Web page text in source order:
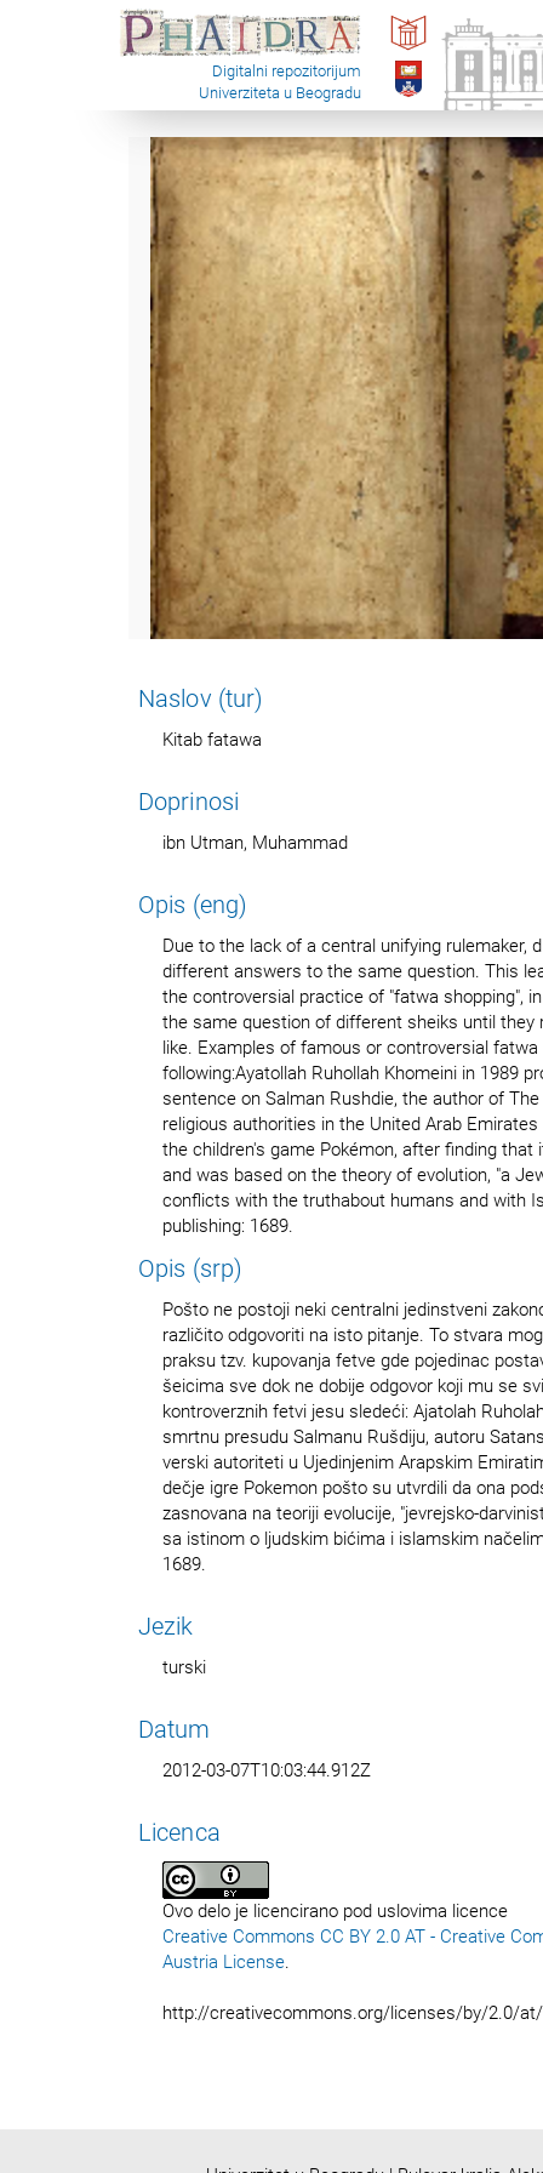
Digitalni repozitorijum
Univerziteta u Beogradu
Naslov (tur)
Kitab fatawa
Doprinosi
ibn Utman, Muhammad
Opis (eng)
Due to the lack of a central unifying rulemaker,
different answers to the same question. This
the controversial practice of "fatwa shopping",
the same question of different sheiks until they
like. Examples of famous or controversial fatwa
following:Ayatollah Ruhollah Khomeini in 1989
sentence on Salman Rushdie, the author of
religious authorities in the United Arab
the children's game Pokémon, after finding that
and was based on the theory of evolution, "a
conflicts with the truthabout humans and with
publishing: 1689.
Opis (srp)
Pošto ne postoji neki centralni jedinstveni
različito odgovoriti na isto pitanje. To stvara
praksu tzv. kupovanja fetve gde pojedinac
šeicima sve dok ne dobije odgovor koji mu se
kontroverznih fetvi jesu sledeći: Ajatolah
smrtnu presudu Salmanu Rušdiju, autoru
verski autoriteti u Ujedinjenim Arapskim
dečje igre Pokemon pošto su utvrdili da ona
zasnovana na teoriji evolucije, "jevrejsko-
sa istinom o ljudskim bićima i islamskim
1689.
Jezik
turski
Datum
2012-03-07T10:03:44.912Z
Licenca
Ovo delo je licencirano pod uslovima licence
Creative Commons CC BY 2.0 AT - Creative
Austria License.
http://creativecommons.org/licenses/by/2.0/